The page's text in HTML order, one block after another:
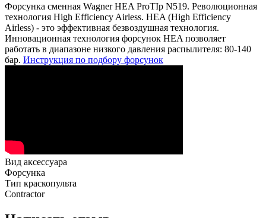
Форсунка сменная Wagner HEA ProTIp N519. Революционная
технология High Efficiency Airless. HEA (High Efficiency
Airless) - это эффективная безвоздушная технология.
Инновационная технология форсунок HEA позволяет
работать в диапазоне низкого давления распылителя: 80-140
бар. Инструкция по подбору форсунок
Вид аксессуара
Форсунка
Тип краскопульта
Contractor